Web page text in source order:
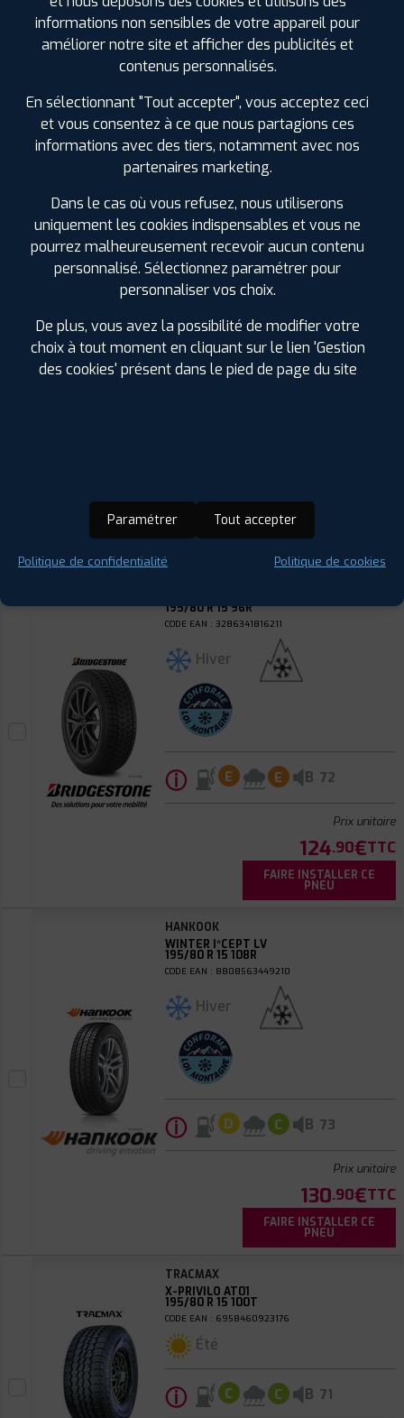
HANKOOK
DYNAPRO AT M
195/80 R 15 96T
Été
ⓘ D
Prix unitaire
111.90€
PNEU
VANTRA TRANSIT
195/80 R 15 108R
CODE EAN : 8808563633664
Été
120
FAIRE INSTALLER CE
PNEU
195/80 R 15 96R
CODE EAN : 3286341816211
Hiver
ⓘ E E B 72
Prix unitaire
124.90€TTC
FAIRE INSTALLER CE
PNEU
HANKOOK
WINTER I*CEPT LV
195/80 R 15 108R
CODE EAN : 8808563449210
Hiver
ⓘ D C B 73
Prix unitaire
130.90€TTC
FAIRE INSTALLER CE
PNEU
TRACMAX
X-PRIVILO AT01
195/80 R 15 100T
CODE EAN : 6958460923176
Été
ⓘ C C B 71
informations non sensibles de votre appareil pour
améliorer notre site et afficher des publicités et
contenus personnalisés.
En sélectionnant "Tout accepter", vous acceptez ceci
et vous consentez à ce que nous partagions ces
informations avec des tiers, notamment avec nos
partenaires marketing.
Dans le cas où vous refusez, nous utiliserons
uniquement les cookies indispensables et vous ne
pourrez malheureusement recevoir aucun contenu
personnalisé. Sélectionnez paramétrer pour
personnaliser vos choix.
De plus, vous avez la possibilité de modifier votre
choix à tout moment en cliquant sur le lien 'Gestion
des cookies' présent dans le pied de page du site
Paramétrer Tout accepter
Politique de confidentialité Politique de cookies